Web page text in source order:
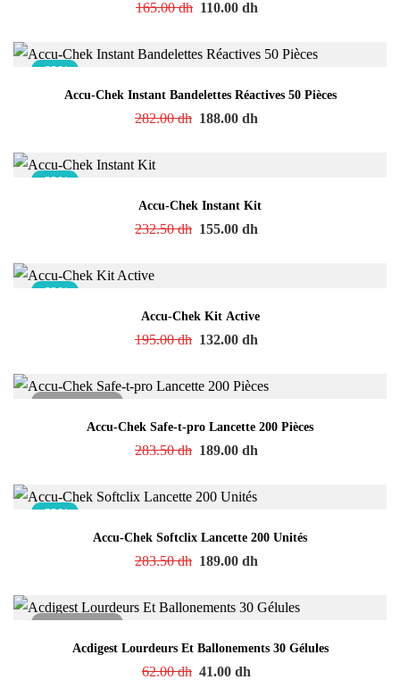
165.00dh 110.00 dh
-33%
Accu-Chek Instant Bandelettes Réactives 50 Pièces
282.00dh 188.00 dh
-33%
Accu-Chek Instant Kit
232.50dh 155.00 dh
-32%
Accu-Chek Kit Active
195.00dh 132.00 dh
Accu-Chek Safe-t-pro Lancette 200 Pièces
283.50dh 189.00 dh
-33%
Accu-Chek Softclix Lancette 200 Unités
283.50dh 189.00 dh
Acdigest Lourdeurs Et Ballonements 30 Gélules
62.00dh 41.00 dh